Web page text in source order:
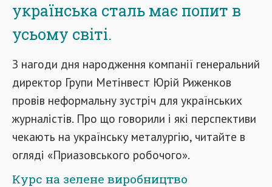
українська сталь має попит в
усьому світі.
З нагоди дня народження компанії генеральний
директор Групи Метінвест Юрій Риженков
провів неформальну зустріч для українських
журналістів. Про що говорили і які перспективи
чекають на українську металургію, читайте в
огляді «Приазовського робочого».
Курс на зелене виробництво